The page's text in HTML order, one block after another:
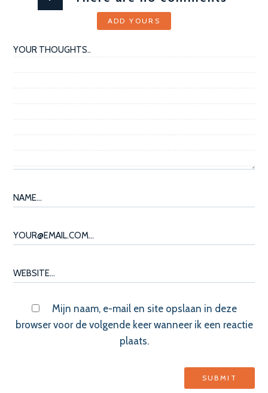
ADD YOURS
Mijn naam, e-mail en site opslaan in deze
browser voor de volgende keer wanneer ik een reactie
plaats.